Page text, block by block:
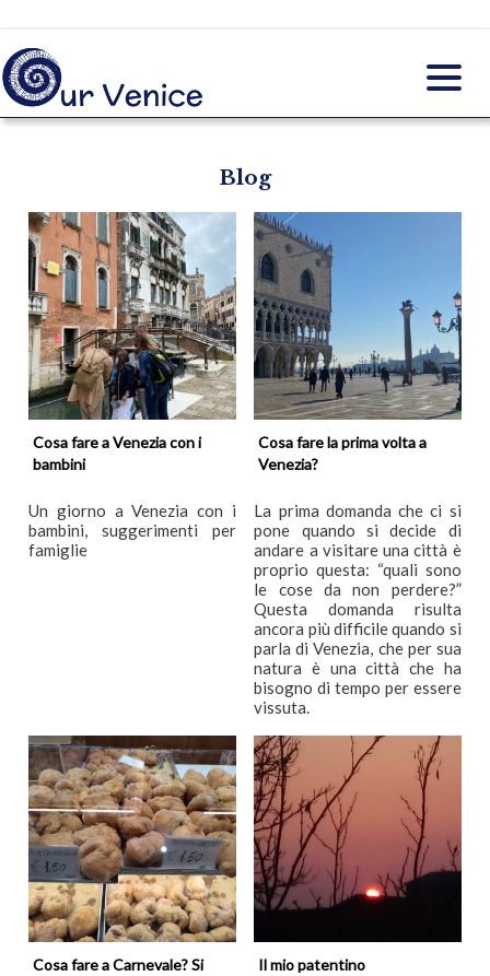
Blog
Cosa fare a Venezia con i
bambini
Un giorno a Venezia con i
bambini, suggerimenti per
famiglie
Cosa fare la prima volta a
Venezia?
La prima domanda che ci si
pone quando si decide di
andare a visitare una città è
proprio questa: “quali sono
le cose da non perdere?”
Questa domanda risulta
ancora più difficile quando si
parla di Venezia, che per sua
natura è una città che ha
bisogno di tempo per essere
vissuta.
Cosa fare a Carnevale? Si
Il mio patentino